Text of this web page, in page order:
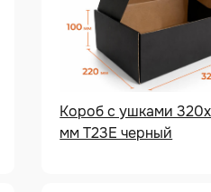
Короб с ушками
мм Т23Е черный